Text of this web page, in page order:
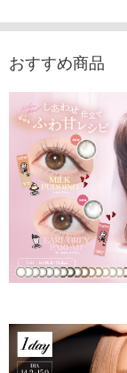
おすすめ商品